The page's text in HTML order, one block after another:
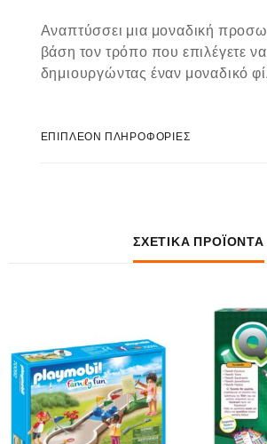
Αναπτύσσει μια μοναδική
βάση τον τρόπο που επιλέγετε να
δημιουργώντας έναν μοναδικό
ΕΠΙΠΛΈΟΝ ΠΛΗΡΟΦΟΡΊΕΣ
ΣΧΕΤΙΚΆ ΠΡΟΪΌΝΤΑ